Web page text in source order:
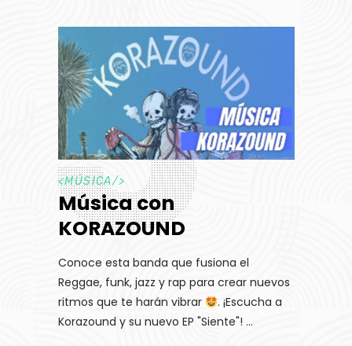
<MÚSICA/>
Música con
KORAZOUND
Conoce esta banda que fusiona el
Reggae, funk, jazz y rap para crear nuevos
ritmos que te harán vibrar
. ¡Escucha a
Korazound y su nuevo EP "Siente"!